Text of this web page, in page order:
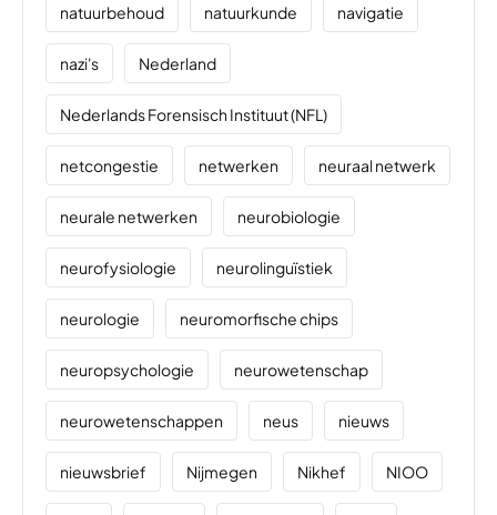
natuurbehoud natuurkunde navigatie
nazi's Nederland
Nederlands Forensisch Instituut (NFL)
netcongestie netwerken neuraal netwerk
neurale netwerken neurobiologie
neurofysiologie neurolinguïstiek
neurologie neuromorfische chips
neuropsychologie neurowetenschap
neurowetenschappen neus nieuws
nieuwsbrief Nijmegen Nikhef NIOO